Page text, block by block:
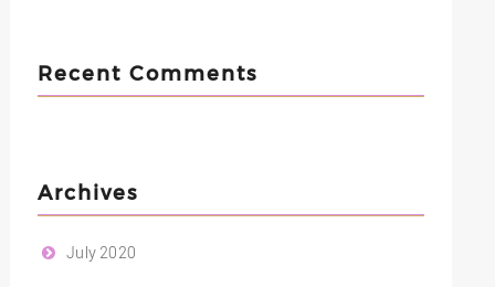
Recent Comments
Archives
July 2020